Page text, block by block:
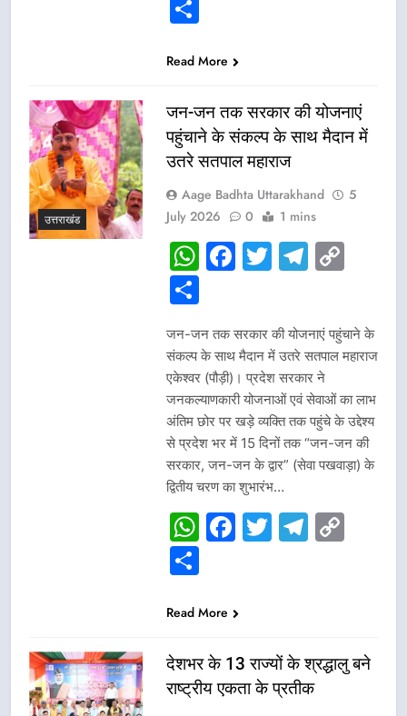
Share
Read More
उत्तराखंड
जन-जन तक सरकार की योजनाएं
पहुंचाने के संकल्प के साथ मैदान में
उतरे सतपाल महाराज
Aage Badhta Uttarakhand
5
July 2026
0 1 mins
WhatsApp
Facebook
Twitter
Share
जन-जन तक सरकार की योजनाएं पहुंचाने के
संकल्प के साथ मैदान में उतरे सतपाल महाराज
एकेश्वर (पौड़ी)। प्रदेश सरकार ने
जनकल्याणकारी योजनाओं एवं सेवाओं का लाभ
अंतिम छोर पर खड़े व्यक्ति तक पहुंचे के उद्देश्य
से प्रदेश भर में 15 दिनों तक “जन-जन की
सरकार, जन-जन के द्वार” (सेवा पखवाड़ा) के
द्वितीय चरण का शुभारंभ…
WhatsApp
Facebook
Twitter
Share
Read More
देशभर के 13 राज्यों के श्रद्धालु बने
राष्ट्रीय एकता के प्रतीक